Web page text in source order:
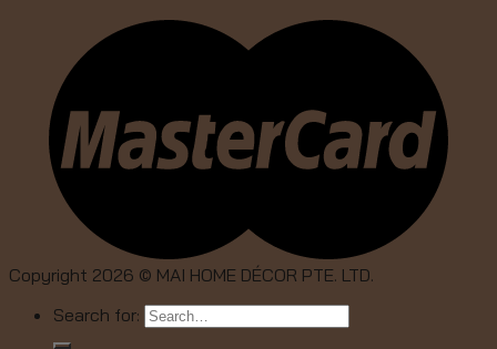
Copyright 2026 © MAI HOME DÉCOR PTE. LTD.
Search for: